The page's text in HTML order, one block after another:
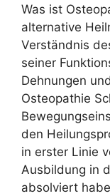
Was ist
alternative
Verständnis
seiner
Dehnungen
Osteopathie
den
in erster Linie
Ausbildung in
absolviert